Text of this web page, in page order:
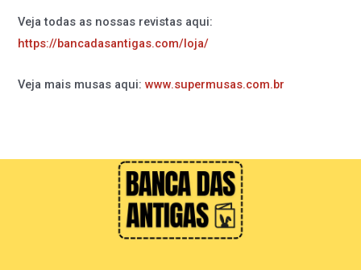
Veja todas as nossas revistas aqui:
https://bancadasantigas.com/loja/
Veja mais musas aqui:www.supermusas.com.br